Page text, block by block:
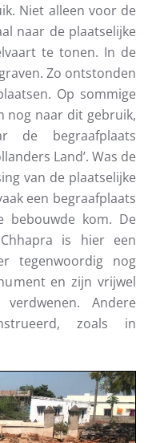
Niet alleen voor de
naar de plaatselijke
te tonen. In de
Zo ontstonden
Op sommige
nog naar dit gebruik,
de begraafplaats
Land’. Was de
van de plaatselijke
een begraafplaats
kom. De
is hier een
tegenwoordig nog
en zijn vrijwel
Andere
zoals in